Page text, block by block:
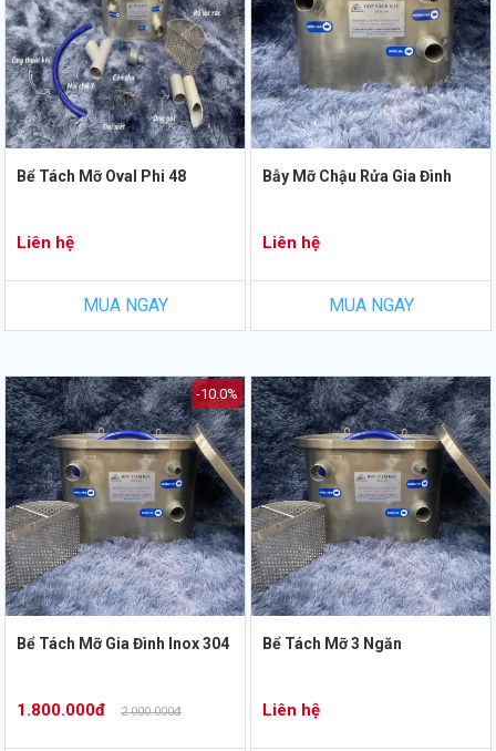
Bể Tách Mỡ Oval Phi 48
Liên hệ
MUA NGAY
Bẫy Mỡ Chậu Rửa Gia Đình
Liên hệ
MUA NGAY
-10.0%
Bể Tách Mỡ Gia Đình Inox 304
1.800.000đ 2.000.000đ
Bể Tách Mỡ 3 Ngăn
Liên hệ